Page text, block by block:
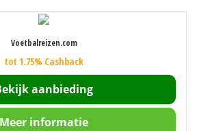
Voetbalreizen.com
tot 1.75% Cashback
aanbieding
Meer informatie